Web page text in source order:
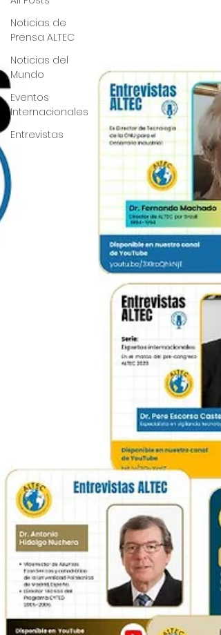
Noticias de
Prensa ALTEC
Noticias del
Mundo
Eventos
Internacionales
Entrevistas